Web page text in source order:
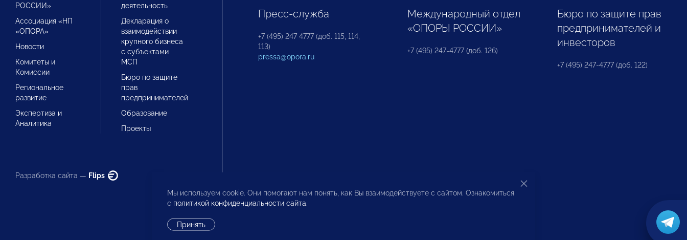
РОССИИ»
Ассоциация «НП
«ОПОРА»
Новости
Комитеты и
Комиссии
Региональное
развитие
Экспертиза и
Аналитика
деятельность
Декларация о
взаимодействии
крупного бизнеса
с субъектами
МСП
Бюро по защите
прав
предпринимателей
Образование
Проекты
Разработка сайта — Flips
Пресс-служба
+7 (495) 247 4777 (доб. 115, 114,
113)
pressa@opora.ru
Международный отдел
«ОПОРЫ РОССИИ»
+7 (495) 247-4777 (доб. 126)
Бюро по защите прав
предпринимателей и
инвесторов
+7 (495) 247-4777 (доб. 122)
Мы используем cookie. Они помогают нам понять, как Вы взаимодействуете с сайтом. Ознакомиться
с политикой конфиденциальности сайта.
Принять